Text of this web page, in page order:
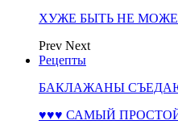
ХУЖЕ БЫТЬ НЕ МОЖЕТ:
Prev Next
Рецепты
БАКЛАЖАНЫ
♥♥♥ САМЫЙ